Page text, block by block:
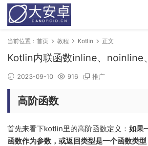
当前位置： 首页 教程 Kotlin 正文
Kotlin内联函数inline、noinline
2023-09-10 916 推广
高阶函数
首先来看下kotlin里的高阶函数定义： 如果
函数作为参数，或返回类型是一个函数类